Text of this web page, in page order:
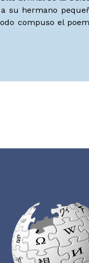
su hermano
compuso el